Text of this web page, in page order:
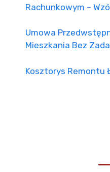
Rachunkowym –
Umowa
Mieszkania Bez
Kosztorys Remontu